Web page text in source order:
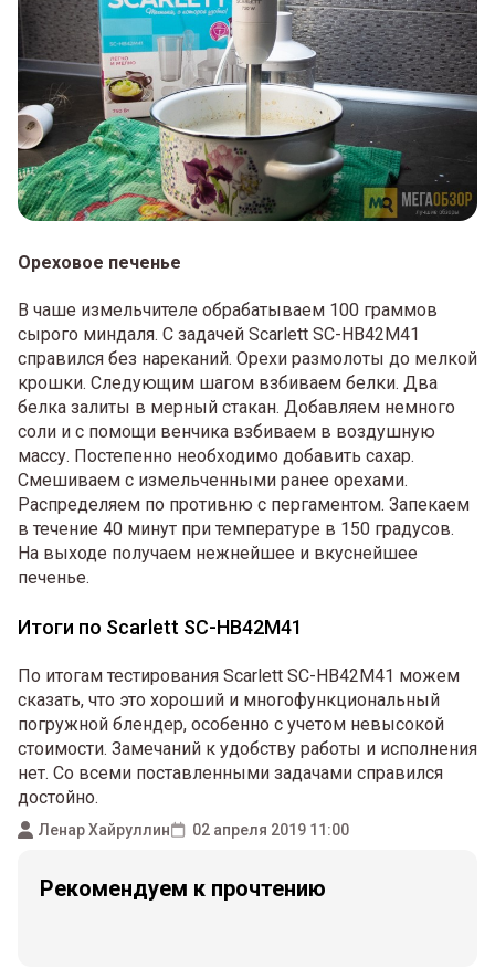
Ореховое печенье
В чаше измельчителе обрабатываем 100 граммов
сырого миндаля. С задачей Scarlett SC-HB42M41
справился без нареканий. Орехи размолоты до мелкой
крошки. Следующим шагом взбиваем белки. Два
белка залиты в мерный стакан. Добавляем немного
соли и с помощи венчика взбиваем в воздушную
массу. Постепенно необходимо добавить сахар.
Смешиваем с измельченными ранее орехами.
Распределяем по противню с пергаментом. Запекаем
в течение 40 минут при температуре в 150 градусов.
На выходе получаем нежнейшее и вкуснейшее
печенье.
Итоги по Scarlett SC-HB42M41
По итогам тестирования Scarlett SC-HB42M41 можем
сказать, что это хороший и многофункциональный
погружной блендер, особенно с учетом невысокой
стоимости. Замечаний к удобству работы и исполнения
нет. Со всеми поставленными задачами справился
достойно.
Ленар Хайруллин 02 апреля 2019 11:00
Рекомендуем к прочтению